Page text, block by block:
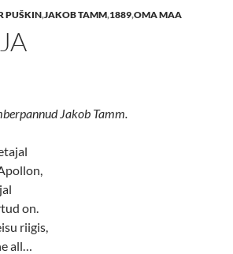
PUŠKIN,JAKOB TAMM,1889,OMA MAA
Jakob Tamm.
on.
riigis,
all…